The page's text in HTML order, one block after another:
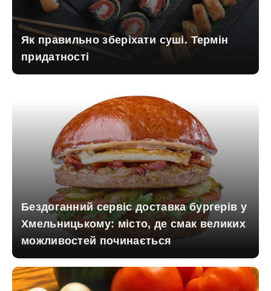
Як правильно зберіхати суші. Термін
придатності
Бездоганний сервіс доставка бургерів у
Хмельницькому: місто, де смак великих
можливостей починається